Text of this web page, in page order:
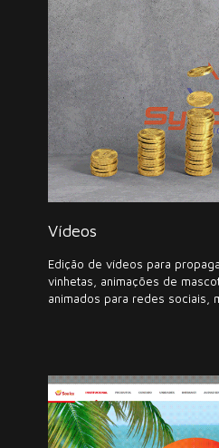
Vídeos
Edição de vídeos para
vinhetas, animações de
animados para redes sociais,